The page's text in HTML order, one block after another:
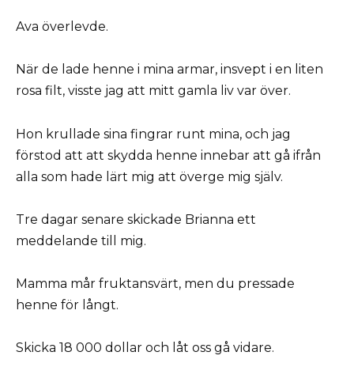
Ava överlevde.
När de lade henne i mina armar, insvept i en liten
rosa filt, visste jag att mitt gamla liv var över.
Hon krullade sina fingrar runt mina, och jag
förstod att att skydda henne innebar att gå ifrån
alla som hade lärt mig att överge mig själv.
Tre dagar senare skickade Brianna ett
meddelande till mig.
Mamma mår fruktansvärt, men du pressade
henne för långt.
Skicka 18 000 dollar och låt oss gå vidare.